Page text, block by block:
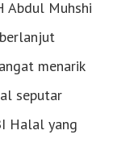
Abdul Muhshi
menarik
seputar
Halal yang